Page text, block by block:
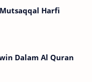
Harfi
Dalam Al Quran